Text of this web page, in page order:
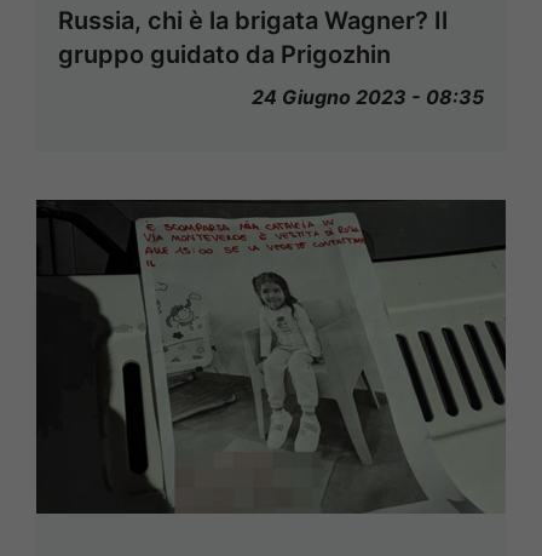
Russia, chi è la brigata Wagner? Il
gruppo guidato da Prigozhin
24 Giugno 2023 - 08:35